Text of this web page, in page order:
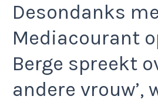
Desondanks
Mediacourant
Berge spreekt
andere vrouw’,